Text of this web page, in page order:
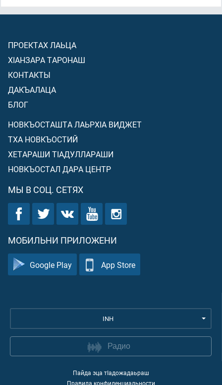
ПРОЕКТАХ ЛАЬЦА
ХIАНЗАРА ТАРОНАШ
КОНТАКТЫ
ДАКЪАЛАЦА
БЛОГ
НОВКЪОСТАШТА ЛАЬРХIА ВИДЖЕТ
ТХА НОВКЪОСТИЙ
ХЕТАРАШИ ТIАДУЛЛАРАШИ
НОВКЪОСТАЛ ДАРА ЦЕНТР
МЫ В СОЦ. СЕТЯХ
МОБИЛЬНИ ПРИЛОЖЕНИ
Google Play App Store
INH
Радио
Пайда эца тIадожадаьраш
Правила конфиденциальности